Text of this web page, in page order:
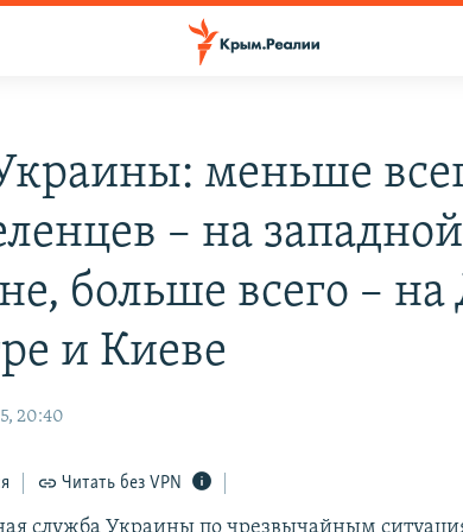
меньше
– на западной
больше всего – на
и Киеве
20:40
Читать без VPN